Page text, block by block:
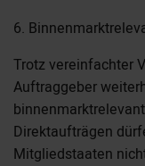
6.
Trotz vereinfachter
Auftraggeber
Direktaufträgen
Mitgliedstaaten